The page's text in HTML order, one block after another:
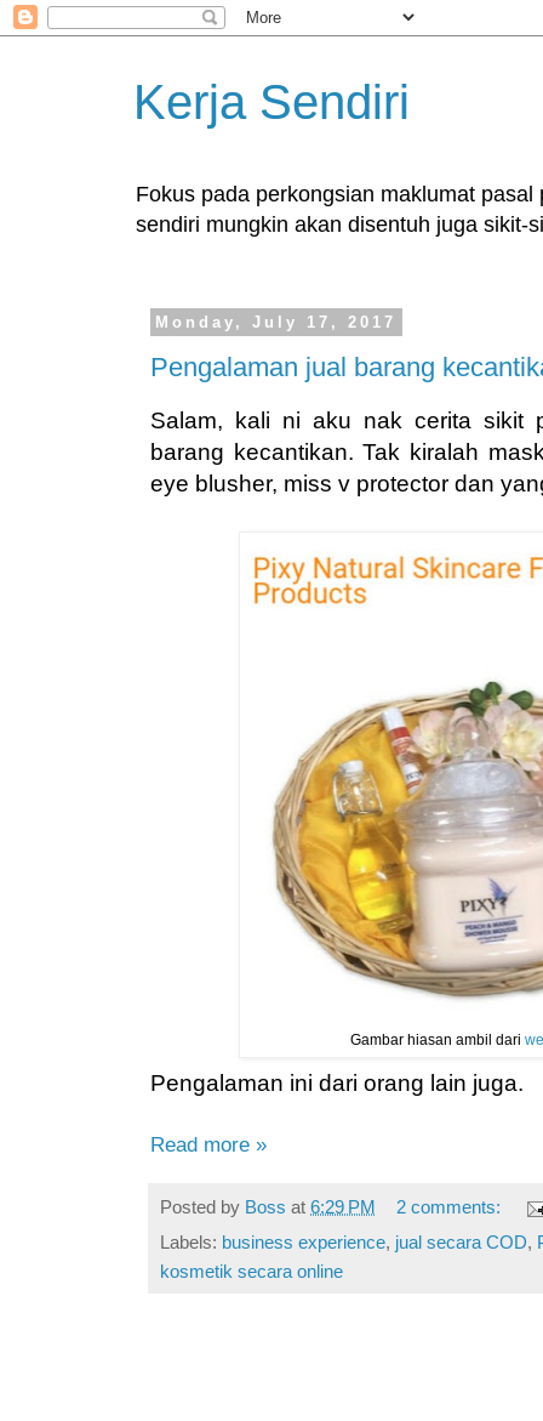
Kerja Sendiri
Fokus pada perkongsian maklumat
sendiri mungkin akan disentuh juga sikit-
Monday, July 17, 2017
Pengalaman jual barang
Salam, kali ni aku nak cerita sikit
barang kecantikan. Tak kiralah
eye blusher, miss v protector dan
Gambar hiasan ambil dari
Pengalaman ini dari orang lain juga.
Read more »
Posted by Boss at 6:29 PM
2 comments:
Labels: business experience, jual secara COD,
kosmetik secara online